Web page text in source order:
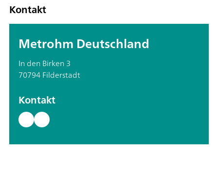
Kontakt
Metrohm Deutschland
In den Birken 3
70794 Filderstadt
Kontakt